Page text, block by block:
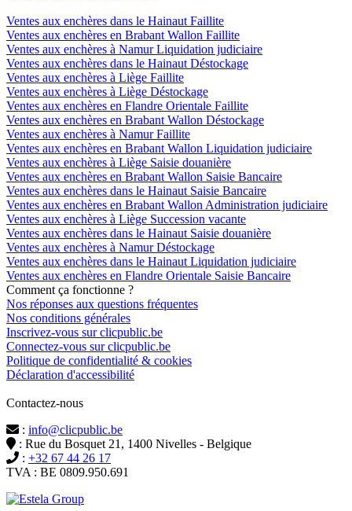
Ventes aux enchères dans le Hainaut Faillite
Ventes aux enchères en Brabant Wallon Faillite
Ventes aux enchères à Namur Liquidation judiciaire
Ventes aux enchères dans le Hainaut Déstockage
Ventes aux enchères à Liège Faillite
Ventes aux enchères à Liège Déstockage
Ventes aux enchères en Flandre Orientale Faillite
Ventes aux enchères en Brabant Wallon Déstockage
Ventes aux enchères à Namur Faillite
Ventes aux enchères en Brabant Wallon Liquidation judiciaire
Ventes aux enchères à Liège Saisie douanière
Ventes aux enchères en Brabant Wallon Saisie Bancaire
Ventes aux enchères dans le Hainaut Saisie Bancaire
Ventes aux enchères en Brabant Wallon Administration judiciaire
Ventes aux enchères à Liège Succession vacante
Ventes aux enchères dans le Hainaut Saisie douanière
Ventes aux enchères à Namur Déstockage
Ventes aux enchères dans le Hainaut Liquidation judiciaire
Ventes aux enchères en Flandre Orientale Saisie Bancaire
Comment ça fonctionne ?
Nos réponses aux questions fréquentes
Nos conditions générales
Inscrivez-vous sur clicpublic.be
Connectez-vous sur clicpublic.be
Politique de confidentialité & cookies
Déclaration d'accessibilité
Contactez-nous
: info@clicpublic.be
: Rue du Bosquet 21, 1400 Nivelles - Belgique
: +32 67 44 26 17
TVA : BE 0809.950.691